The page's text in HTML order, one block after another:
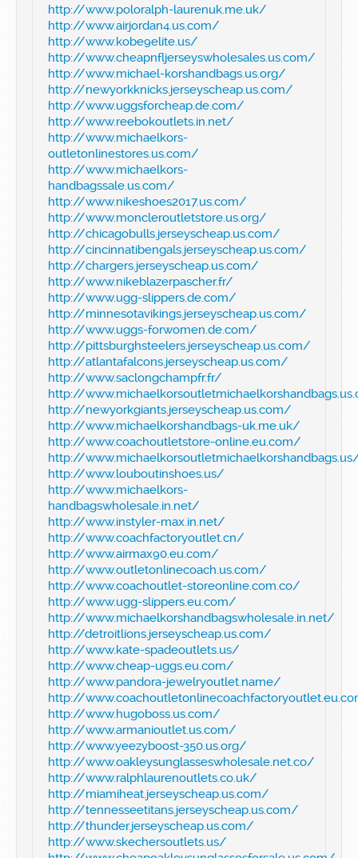
http://www.poloralph-laurenuk.me.uk/
http://www.airjordan4.us.com/
http://www.kobe9elite.us/
http://www.cheapnfljerseyswholesales.us.com/
http://www.michael-korshandbags.us.org/
http://newyorkknicks.jerseyscheap.us.com/
http://www.uggsforcheap.de.com/
http://www.reebokoutlets.in.net/
http://www.michaelkors-
outletonlinestores.us.com/
http://www.michaelkors-
handbagssale.us.com/
http://www.nikeshoes2017.us.com/
http://www.moncleroutletstore.us.org/
http://chicagobulls.jerseyscheap.us.com/
http://cincinnatibengals.jerseyscheap.us.com/
http://chargers.jerseyscheap.us.com/
http://www.nikeblazerpascher.fr/
http://www.ugg-slippers.de.com/
http://minnesotavikings.jerseyscheap.us.com/
http://www.uggs-forwomen.de.com/
http://pittsburghsteelers.jerseyscheap.us.com/
http://atlantafalcons.jerseyscheap.us.com/
http://www.saclongchampfr.fr/
http://
http://newyorkgiants.jerseyscheap.us.com/
http://www.michaelkorshandbags-uk.me.uk/
http://www.coachoutletstore-online.eu.com/
http://
http://www.louboutinshoes.us/
http://www.michaelkors-
handbagswholesale.in.net/
http://www.instyler-max.in.net/
http://www.coachfactoryoutlet.cn/
http://www.airmax90.eu.com/
http://www.outletonlinecoach.us.com/
http://www.coachoutlet-storeonline.com.co/
http://www.ugg-slippers.eu.com/
http://www.michaelkorshandbagswholesale.in.net/
http://detroitlions.jerseyscheap.us.com/
http://www.kate-spadeoutlets.us/
http://www.cheap-uggs.eu.com/
http://www.pandora-jewelryoutlet.name/
http://
http://www.hugoboss.us.com/
http://www.armanioutlet.us.com/
http://www.yeezyboost-350.us.org/
http://www.oakleysunglasseswholesale.net.co/
http://www.ralphlaurenoutlets.co.uk/
http://miamiheat.jerseyscheap.us.com/
http://tennesseetitans.jerseyscheap.us.com/
http://thunder.jerseyscheap.us.com/
http://www.skechersoutlets.us/